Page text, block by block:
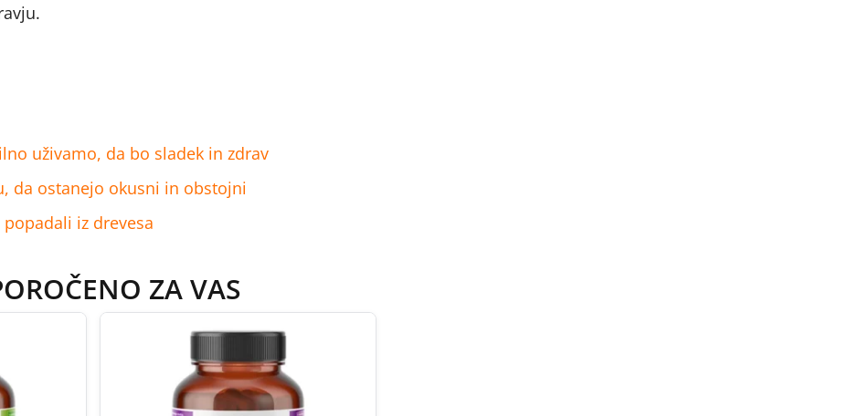
uživamo, da bo sladek in zdrav
da ostanejo okusni in obstojni
iz drevesa
ZA VAS